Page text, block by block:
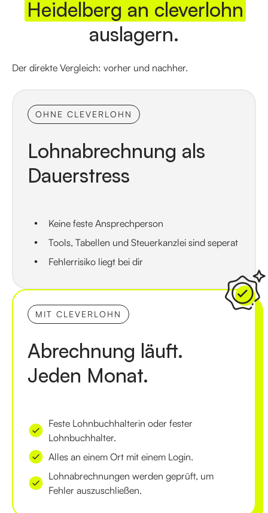
Heidelberg an cleverlohn
auslagern.
Der direkte Vergleich: vorher und nachher.
OHNE CLEVERLOHN
Lohnabrechnung als
Dauerstress
Keine feste Ansprechperson
Tools, Tabellen und Steuerkanzlei sind seperat
Fehlerrisiko liegt bei dir
MIT CLEVERLOHN
Abrechnung läuft.
Jeden Monat.
Feste Lohnbuchhalterin oder fester
Lohnbuchhalter.
Alles an einem Ort mit einem Login.
Lohnabrechnungen werden geprüft, um
Fehler auszuschließen.